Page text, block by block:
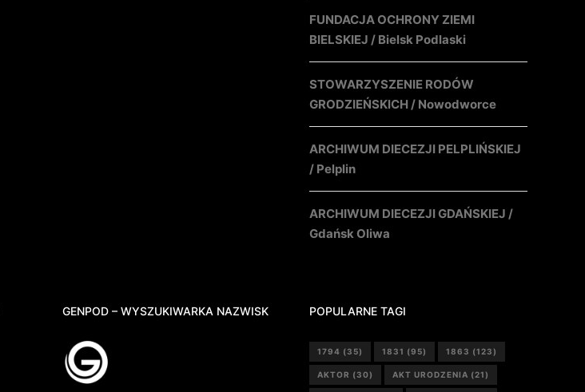
FUNDACJA OCHRONY ZIEMI
BIELSKIEJ / Bielsk Podlaski
STOWARZYSZENIE RODÓW
GRODZIEŃSKICH / Nowodworce
ARCHIWUM DIECEZJI PELPLIŃSKIEJ
/ Pelplin
ARCHIWUM DIECEZJI GDAŃSKIEJ /
Gdańsk Oliwa
GENPOD – WYSZUKIWARKA NAZWISK POPULARNE TAGI
1794 (35) 1831 (95) 1863 (123)
AKTOR (30) AKT URODZENIA (21)